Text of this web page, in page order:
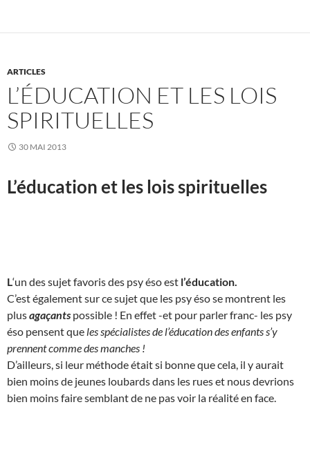
ARTICLES
L’ÉDUCATION ET LES LOIS
SPIRITUELLES
30 MAI 2013
L’éducation et les lois spirituelles
L ‘un des sujet favoris des psy éso est l’éducation.
C’est également sur ce sujet que les psy éso se montrent les
plusagaçants possible ! En effet -et pour parler franc- les psy
éso pensent que les spécialistes de l’éducation des enfants s’y
prennent comme des manches !
D’ailleurs, si leur méthode était si bonne que cela, il y aurait
bien moins de jeunes loubards dans les rues et nous devrions
bien moins faire semblant de ne pas voir la réalité en face.